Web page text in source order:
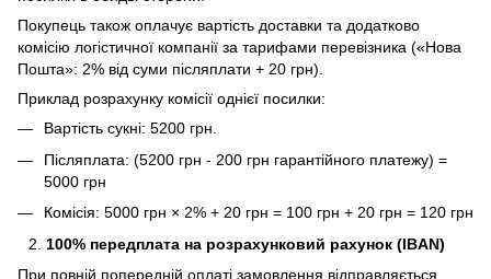
Покупець також оплачує вартість доставки та додатково
комісію логістичної компанії за тарифами перевізника («Нова
Пошта»: 2% від суми післяплати + 20 грн).
Приклад розрахунку комісії однієї посилки:
Вартість сукні: 5200 грн.
Післяплата: (5200 грн - 200 грн гарантійного платежу) =
5000 грн
Комісія: 5000 грн × 2% + 20 грн = 100 грн + 20 грн = 120 грн
100% передплата на розрахунковий рахунок (IBAN)
При повній попередній оплаті замовлення відправляється